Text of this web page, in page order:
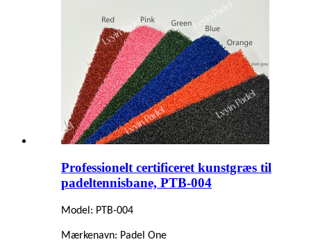
Professionelt certificeret kunstgræs til
padeltennisbane, PTB-004
Model: PTB-004
Mærkenavn: Padel One